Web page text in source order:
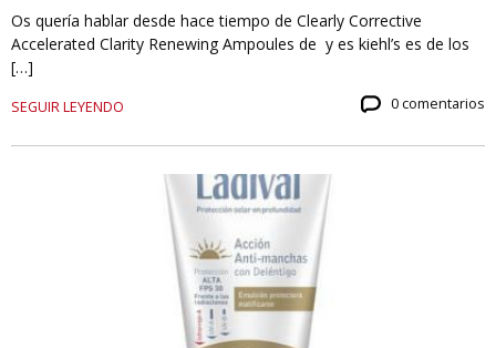
Os quería hablar desde hace tiempo de Clearly Corrective
Accelerated Clarity Renewing Ampoules de y es kiehl’s es de los
[…]
SEGUIR LEYENDO 0 comentarios